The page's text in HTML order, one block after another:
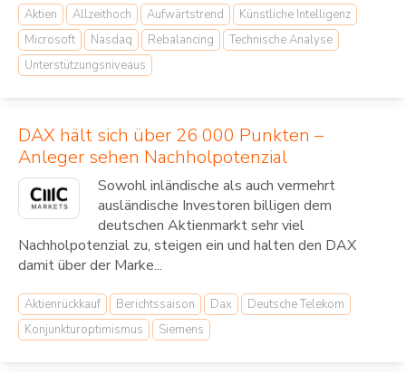
Aktien Allzeithoch Aufwärtstrend
Künstliche Intelligenz
Microsoft
Nasdaq Rebalancing
Technische Analyse
Unterstützungsniveaus
DAX hält sich über 26 000 Punkten –
Anleger sehen Nachholpotenzial
Sowohl inländische als auch vermehrt
ausländische Investoren billigen dem
deutschen Aktienmarkt sehr viel
Nachholpotenzial zu, steigen ein und halten den DAX
damit über der Marke...
Aktienrückkauf Berichtssaison Dax
Deutsche Telekom
Konjunkturoptimismus
Siemens